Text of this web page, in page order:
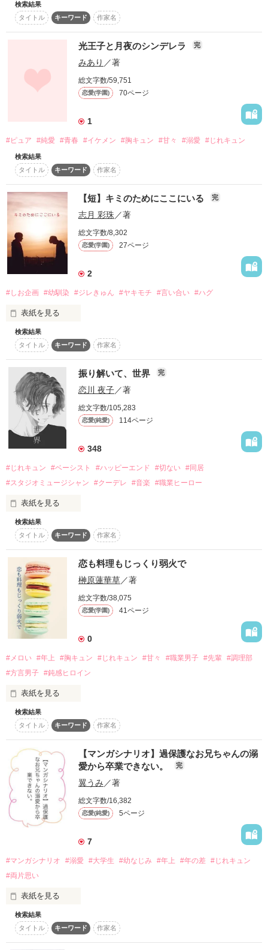
※2023/08/24 完結
※旦那サイド「旦那様は仏様　Side旦那　～かわいい妻に呪い
を別作品として公開中
作品を読む
ある日、猫を拾いました。
その猫を抱き上げたら、
「なっ、夏宮くん！？」
クラスメイトのイケメンくん（全裸）に変身しました…！？
「なるほど。凛に触ると人間に戻れるのか」
夢みたいな話だけど、夢じゃない。
夏宮くんは私がいないと、
「猫んなっちゃうんだもん」
そんな可愛い笑顔で言われてもー…(白目)
「ねぇ、凛。 飼われてあげようか」
そんなわけで
こちらのクセ有りあざとイケメンと甘々同居生活、始めます。
ᗦ↞◃　・　ᗦ↞◃　・　ᗦ↞◃　・　ᗦ↞◃
ある日猫になっちゃったクラスの人気者
夏宮 心
natsumiya shin
「はは。動揺する凛、かわいー」
×
クラスの高嶺の花、その実いつも必死な隠れポンコツ
月寄 凛
tsukiyose rin
ᗦ↞◃　・　ᗦ↞◃　・　ᗦ↞◃　・　ᗦ↞◃
なるべく猫になりたくないらしい心は、
それを理由にずーーーっと私にくっついてくる。
「凛の触り心地がいいのがいけない」
それ、問題発言ですよ？
「は？かわいい。キスしていい？」
それも問題発言ですっ！
「好きだよ、凛」
検索結果
タイトル
キーワード 作家名
光王子と月夜のシンデレラ 完
みあり ／著
総文字数/59,751
恋愛(学園) 70ページ
1
#ピュア #純愛 #青春 #イケメン #胸キュン #甘々 #溺愛 #じれキュン
検索結果
タイトル
キーワード 作家名
【短】キミのためにここにいる 完
志月 彩珠／著
総文字数/8,302
恋愛(学園) 27ページ
2
#しお企画 #幼馴染 #ジレきゅん #ヤキモチ #言い合い #ハグ
表紙を見る
いつも、
いつも、
見えないキミの心。
「千都ってば！」
「んー…」
いつも私ばかりが好きで。
いつも私ばかりが追っているみたい。
だったら。
対抗してやろーじゃないの。
いつか、私に振り向かせてやるんだからね！
これは、幼馴染の意地なのか。
それとも、一途な気持ちの現れか…。
どちらにしても素直になれない不器用な二人の話。
×
野村千都（Chitose Nomura）
キミのために、ここにいるってこと…。
早く気付いてよ…。
作品を読む
検索結果
タイトル
キーワード 作家名
振り解いて、世界 完
恋川 夜子／著
総文字数/105,283
恋愛(純愛) 114ページ
348
#じれキュン #ベーシスト #ハッピーエンド #切ない #同居
#スタジオミュージシャン
#クーデレ #音楽 #職業ヒーロー
表紙を見る
「前から言おうと思ってたけど。
おれ、男だから」
九内 晴廉　26歳
（くない せれん）
国内屈指のスタジオミュージシャン
若手人気ベーシスト
×
これ絶対だからね」
高園 いろ巴　26歳
（たかぞの いろは）
超鈍感
恋愛ド素人の売れない貧乏ピアニスト
▧ ▦ ▤ ▥ ▧ ▦ ▤ ▥ ▧ ▦ ▤ ▥ ▧
ひょんなことから二人は同居することに。
「一人で寝るの寂しい？　一緒に寝る？」
「寂しくない！　寝ない！」
ただの友達だったはずなのに、
同じ時間を過ごすことで
検索結果
タイトル
キーワード 作家名
恋も料理もじっくり弱火で
榊原蓮華草／著
総文字数/38,075
恋愛(学園) 41ページ
0
#メロい #年上 #胸キュン #じれキュン #甘々 #職業男子 #先輩 #調理部
#方言男子 #鈍感ヒロイン
表紙を見る
いつも、いつも、
どれだけ食べてもお腹が満たされない。
お昼は持参のお弁当に
追加で購買で買ったパンを食べる。
家に帰ればすぐに
お菓子を食べないと耐えられない。
そんな私が出会ったのは、
自分で料理を作って、
自分で食べられる『調理部』
検索結果
タイトル
キーワード 作家名
【マンガシナリオ】過保護なお兄ちゃんの溺
愛から卒業できない。
完
翼うみ ／著
総文字数/16,382
恋愛(純愛) 5ページ
7
#マンガシナリオ #溺愛 #大学生 #幼なじみ #年上 #年の差
#じれキュン
#両片思い
表紙を見る
⋱⋰ ⋱⋰ ⋱⋰ ⋱⋰ ⋱⋰ ⋱⋰ ⋱⋰ ⋱⋰ ⋱⋰
検索結果
タイトル
キーワード 作家名